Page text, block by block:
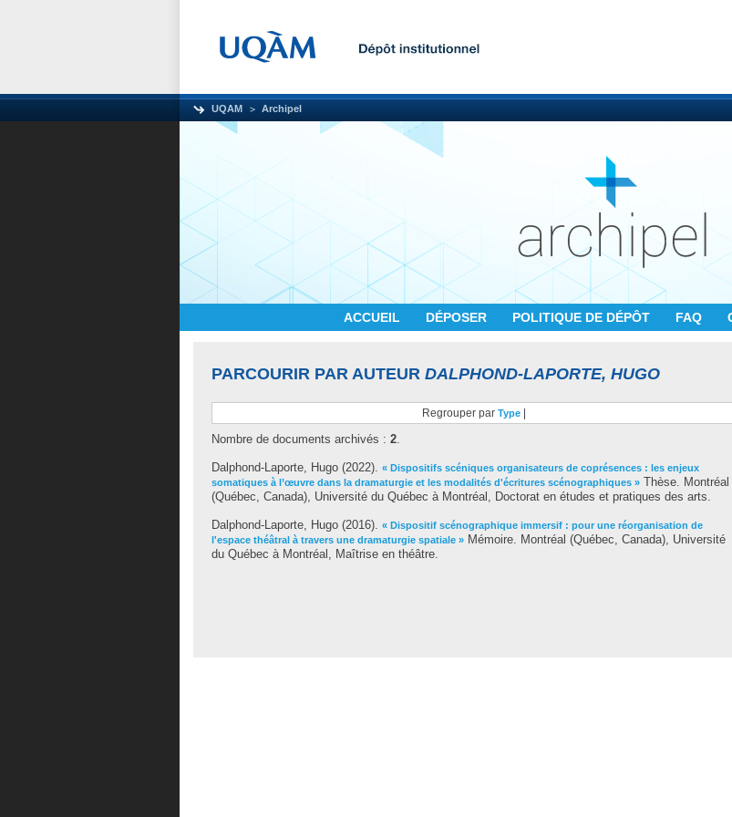
UQAM Archipel
ACCUEIL DÉPOSER POLITIQUE DE DÉPÔT FAQ
PARCOURIR PAR AUTEUR DALPHOND-LAPORTE, HUGO
Regrouper par Type
Nombre de documents archivés : 2.
Dalphond-Laporte, Hugo (2022). « Dispositifs scéniques organisateurs de coprésences : les enjeux
somatiques à l’œuvre dans la dramaturgie et les modalités d'écritures scénographiques » Thèse. Montréal
(Québec, Canada), Université du Québec à Montréal, Doctorat en études et pratiques des arts.
Dalphond-Laporte, Hugo (2016). « Dispositif scénographique immersif : pour une réorganisation de
l'espace théâtral à travers une dramaturgie spatiale » Mémoire. Montréal (Québec, Canada), Université
du Québec à Montréal, Maîtrise en théâtre.